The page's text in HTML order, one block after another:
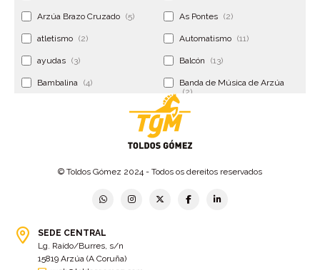
Arzúa Brazo Cruzado (5) As Pontes (2)
atletismo (2) Automatismo (11)
ayudas (3) Balcón (13)
Bambalina (4)
Banda de Música de Arzúa
(2)
Banderolas
Betanzos
bolsa cac (3)
© Toldos Gómez 2024 - Todos os dereitos reservados
SEDE CENTRAL
Lg. Raído/Burres, s/n
15819 Arzúa (A Coruña)